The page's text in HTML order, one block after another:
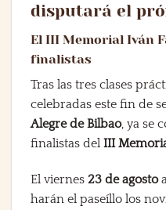
disputará el
El III Memorial Iván
finalistas
Tras las tres clases
celebradas este fin de
Alegre de Bilbao, ya se
finalistas del III
El viernes 23 de agosto
harán el paseíllo los